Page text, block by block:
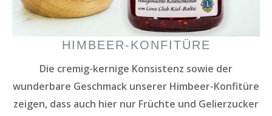
HIMBEER-KONFITÜRE
Die cremig-kernige Konsistenz sowie der
wunderbare Geschmack unserer Himbeer-Konfitüre
zeigen, dass auch hier nur Früchte und Gelierzucker